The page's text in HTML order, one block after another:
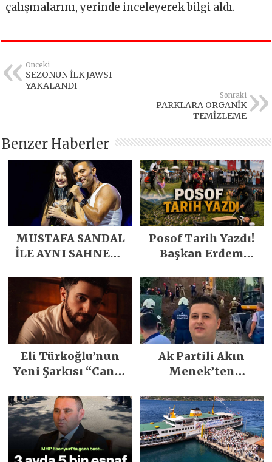
çalışmalarını, yerinde inceleyerek bilgi aldı.
Önceki
SEZONUN İLK JAWSI
YAKALANDI
Sonraki
PARKLARA ORGANİK
TEMİZLEME
Benzer Haberler
MUSTAFA SANDAL
İLE AYNI SAHNEDE
Posof Tarih Yazdı!
Başkan Erdem
Emeğiyle Son
Yılların En Büyük
Festivali
Gerçekleşti
Eli Türkoğlu’nun
Yeni Şarkısı “Canın
İlgi Gördü!..
Ak Partili Akın
Menek’ten
heyelan sonrası
kritik uyarı